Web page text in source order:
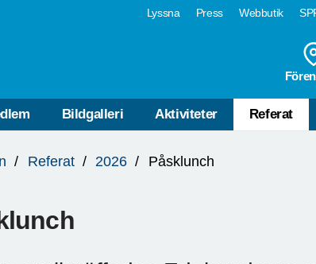
Lyssna Press Webbutik
Bildgalleri Aktiviteter Referat
Referat 2026 Påsklunch